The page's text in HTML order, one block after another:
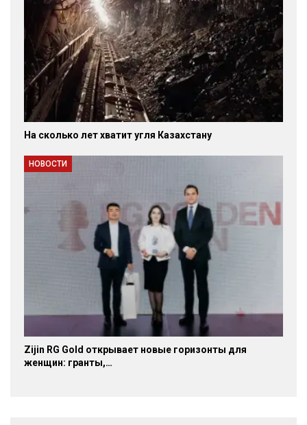
На сколько лет хватит угля Казахстану
НОВОСТИ
Zijin RG Gold открывает новые горизонты для
женщин: гранты,…